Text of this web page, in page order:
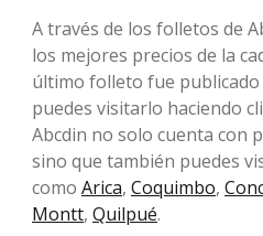
A través de los folletos de
los mejores precios de la
último folleto fue
puedes visitarlo haciendo
Abcdin no solo cuenta con
sino que también puedes
como Arica, Coquimbo,
Montt, Quilpué.